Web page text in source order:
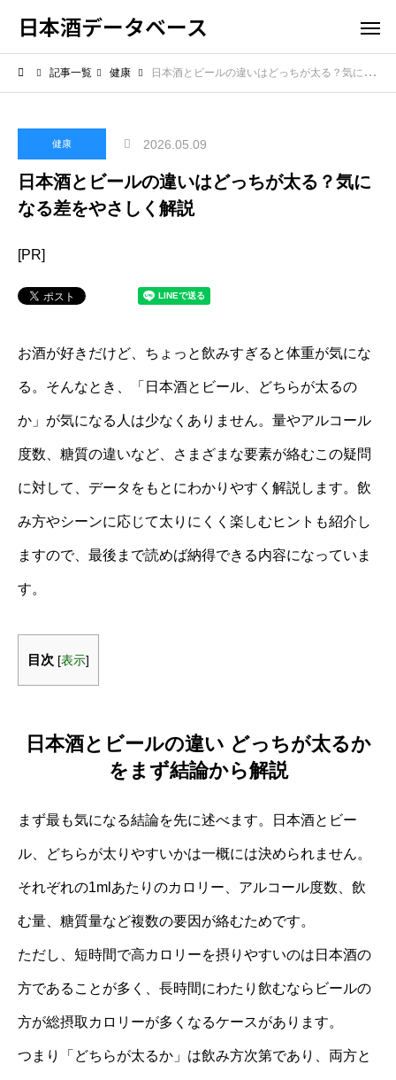
日本酒データベース
記事一覧 健康 日本酒とビールの違いはどっちが太る？気になる差をやさしく解説
健康 2026.05.09
日本酒とビールの違いはどっちが太る？気に
なる差をやさしく解説
[PR]
お酒が好きだけど、ちょっと飲みすぎると体重が気にな
る。そんなとき、「日本酒とビール、どちらが太るの
か」が気になる人は少なくありません。量やアルコール
度数、糖質の違いなど、さまざまな要素が絡むこの疑問
に対して、データをもとにわかりやすく解説します。飲
み方やシーンに応じて太りにくく楽しむヒントも紹介し
ますので、最後まで読めば納得できる内容になっていま
す。
目次 [表示]
日本酒とビールの違い どっちが太るか
をまず結論から解説
まず最も気になる結論を先に述べます。日本酒とビー
ル、どちらが太りやすいかは一概には決められません。
それぞれの1mlあたりのカロリー、アルコール度数、飲
む量、糖質量など複数の要因が絡むためです。
ただし、短時間で高カロリーを摂りやすいのは日本酒の
方であることが多く、長時間にわたり飲むならビールの
方が総摂取カロリーが多くなるケースがあります。
つまり「どちらが太るか」は飲み方次第であり、両方と